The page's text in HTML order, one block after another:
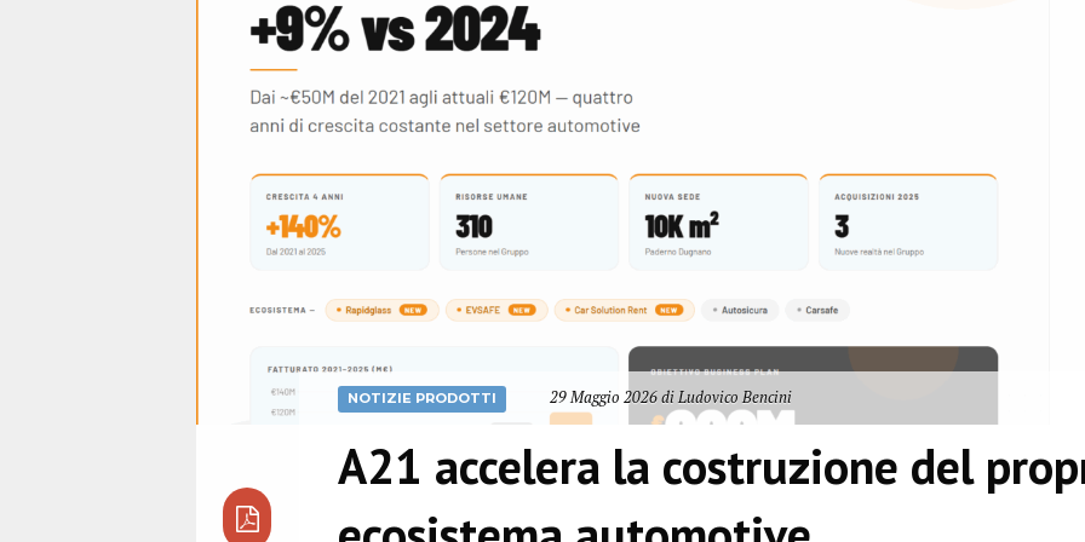
NOTIZIE PRODOTTI 29 Maggio 2026 di Ludovico Bencini
A21 accelera la costruzione del